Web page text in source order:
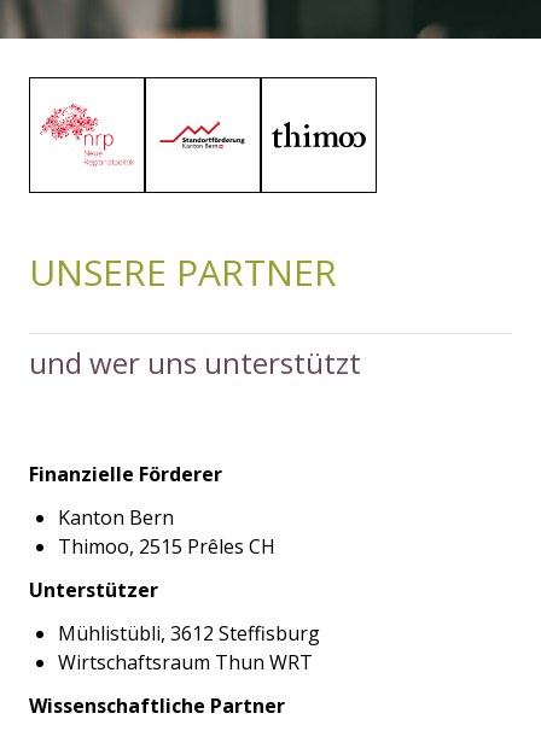
UNSERE PARTNER
und wer uns unterstützt
Finanzielle Förderer
Kanton Bern
Thimoo, 2515 Prêles CH
Unterstützer
Mühlistübli, 3612 Steffisburg
Wirtschaftsraum Thun WRT
Wissenschaftliche Partner